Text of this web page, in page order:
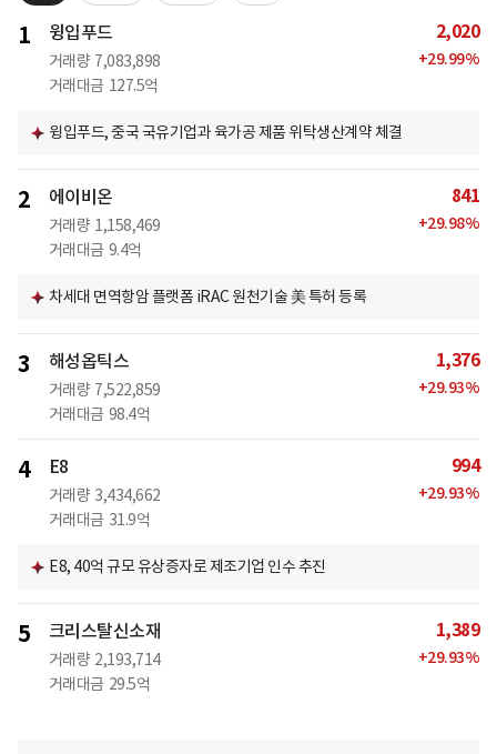
1 윙입푸드
거래량 7,083,898
거래대금 127.5억
2,020
+29.99%
윙입푸드, 중국 국유기업과 육가공 제품 위탁생산계약 체결
2 에이비온
거래량 1,158,469
거래대금 9.4억
841
+29.98%
차세대 면역항암 플랫폼 iRAC 원천기술 美 특허 등록
3 해성옵틱스
거래량 7,522,859
거래대금 98.4억
1,376
+29.93%
4 E8
거래량 3,434,662
거래대금 31.9억
994
+29.93%
E8, 40억 규모 유상증자로 제조기업 인수 추진
5 크리스탈신소재
거래량 2,193,714
거래대금 29.5억
1,389
+29.93%